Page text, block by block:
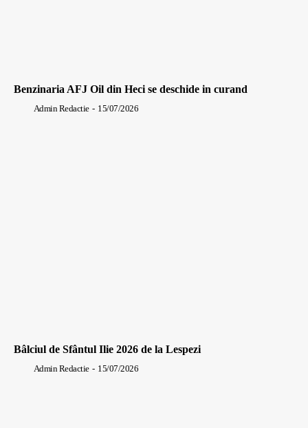
Benzinaria AFJ Oil din Heci se deschide in curand
Admin Redactie - 15/07/2026
Bâlciul de Sfântul Ilie 2026 de la Lespezi
Admin Redactie - 15/07/2026